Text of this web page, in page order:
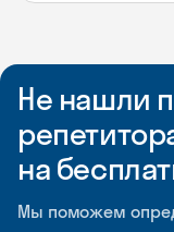
Не нашли
на
Мы поможем